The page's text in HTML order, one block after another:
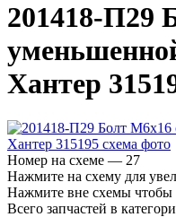
201418-П29
Хантер
Номер на схеме — 27
Нажмите на схему для
Нажмите вне схемы чтобы
Всего запчастей в